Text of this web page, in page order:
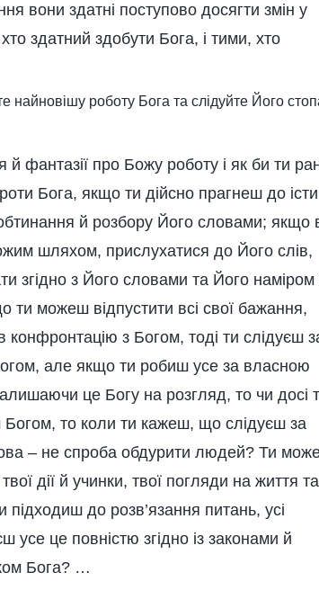
вони здатні поступово досягти змін у
здатний здобути Бога, і тими, хто
найновішу роботу Бога та слідуйте Його
фантазії про Божу роботу і як би ти
Бога, якщо ти дійсно прагнеш до
й розбору Його словами; якщо
шляхом, прислухатися до Його слів,
згідно з Його словами та Його наміром
ти можеш відпустити всі свої бажання,
з Богом, тоді ти слідуєш
але якщо ти робиш усе за власною
це Богу на розгляд, то чи досі
то коли ти кажеш, що слідуєш за
– не спроба обдурити людей? Ти
дії й учинки, твої погляди на життя та
підходиш до розв’язання питань, усі
усе це повністю згідно із законами й
Бога? …